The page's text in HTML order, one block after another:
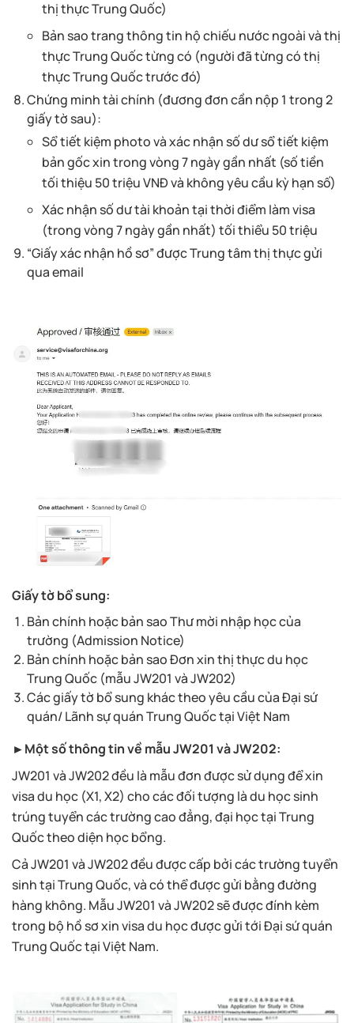
thị thực Trung Quốc)
Bản sao trang thông tin hộ chiếu nước ngoài và thị
thực Trung Quốc từng có (người đã từng có thị
thực Trung Quốc trước đó)
Chứng minh tài chính (đương đơn cần nộp 1 trong 2
giấy tờ sau):
Sổ tiết kiệm photo và xác nhận số dư sổ tiết kiệm
bản gốc xin trong vòng 7 ngày gần nhất (số tiền
tối thiệu 50 triệu VNĐ và không yêu cầu kỳ hạn số)
Xác nhận số dư tài khoản tại thời điểm làm visa
(trong vòng 7 ngày gần nhất) tối thiểu 50 triệu
“Giấy xác nhận hồ sơ” được Trung tâm thị thực gửi
qua email
Giấy tờ bổ sung:
Bản chính hoặc bản sao Thư mời nhập học của
trường (Admission Notice)
Bản chính hoặc bản sao Đơn xin thị thực du học
Trung Quốc (mẫu JW201 và JW202)
Các giấy tờ bổ sung khác theo yêu cầu của Đại sứ
quán/ Lãnh sự quán Trung Quốc tại Việt Nam
►Một số thông tin về mẫu JW201 và JW202:
JW201 và JW202 đều là mẫu đơn được sử dụng để xin
visa du học (X1, X2) cho các đối tượng là du học sinh
trúng tuyển các trường cao đẳng, đại học tại Trung
Quốc theo diện học bổng.
Cả JW201 và JW202 đều được cấp bởi các trường tuyển
sinh tại Trung Quốc, và có thể được gửi bằng đường
hàng không. Mẫu JW201 và JW202 sẽ được đính kèm
trong bộ hồ sơ xin visa du học được gửi tới Đại sứ quán
Trung Quốc tại Việt Nam.